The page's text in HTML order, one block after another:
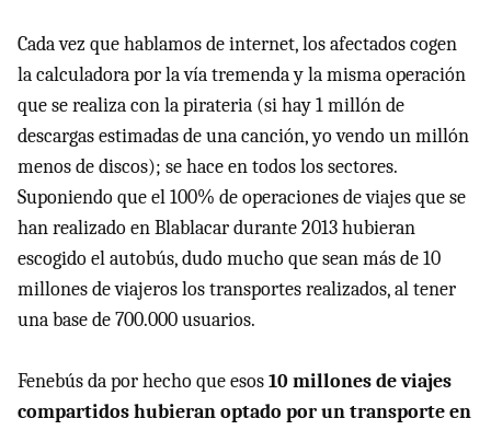
Cada vez que hablamos de internet, los afectados cogen
la calculadora por la vía tremenda y la misma operación
que se realiza con la pirateria (si hay 1 millón de
descargas estimadas de una canción, yo vendo un millón
menos de discos); se hace en todos los sectores.
Suponiendo que el 100% de operaciones de viajes que se
han realizado en Blablacar durante 2013 hubieran
escogido el autobús, dudo mucho que sean más de 10
millones de viajeros los transportes realizados, al tener
una base de 700.000 usuarios.
Fenebús da por hecho que esos10 millones de viajes
compartidos hubieran optado por un transporte en